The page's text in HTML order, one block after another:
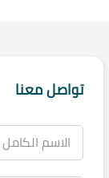
تواصل معنا